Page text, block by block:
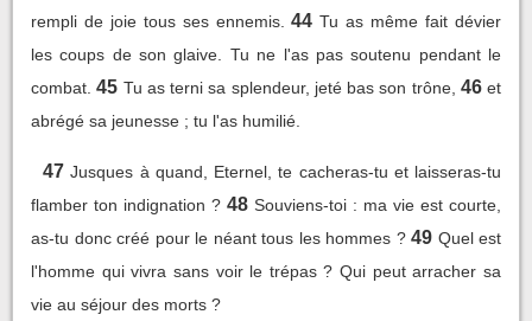
rempli de joie tous ses ennemis. 44 Tu as même fait dévier
les coups de son glaive. Tu ne l'as pas soutenu pendant le
combat. 45 Tu as terni sa splendeur, jeté bas son trône, 46 et
abrégé sa jeunesse ; tu l'as humilié.
47 Jusques à quand, Eternel, te cacheras-tu et laisseras-tu
flamber ton indignation ? 48 Souviens-toi : ma vie est courte,
as-tu donc créé pour le néant tous les hommes ? 49 Quel est
l'homme qui vivra sans voir le trépas ? Qui peut arracher sa
vie au séjour des morts ?